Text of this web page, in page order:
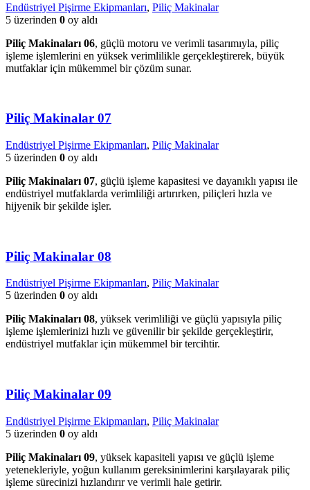
Endüstriyel Pişirme Ekipmanları, Piliç Makinalar
5 üzerinden 0 oy aldı
Piliç Makinaları 06, güçlü motoru ve verimli tasarımıyla, piliç
işleme işlemlerini en yüksek verimlilikle gerçekleştirerek, büyük
mutfaklar için mükemmel bir çözüm sunar.
Piliç Makinalar 07
Endüstriyel Pişirme Ekipmanları, Piliç Makinalar
5 üzerinden 0 oy aldı
Piliç Makinaları 07, güçlü işleme kapasitesi ve dayanıklı yapısı ile
endüstriyel mutfaklarda verimliliği artırırken, piliçleri hızla ve
hijyenik bir şekilde işler.
Piliç Makinalar 08
Endüstriyel Pişirme Ekipmanları, Piliç Makinalar
5 üzerinden 0 oy aldı
Piliç Makinaları 08, yüksek verimliliği ve güçlü yapısıyla piliç
işleme işlemlerinizi hızlı ve güvenilir bir şekilde gerçekleştirir,
endüstriyel mutfaklar için mükemmel bir tercihtir.
Piliç Makinalar 09
Endüstriyel Pişirme Ekipmanları, Piliç Makinalar
5 üzerinden 0 oy aldı
Piliç Makinaları 09, yüksek kapasiteli yapısı ve güçlü işleme
yetenekleriyle, yoğun kullanım gereksinimlerini karşılayarak piliç
işleme sürecinizi hızlandırır ve verimli hale getirir.